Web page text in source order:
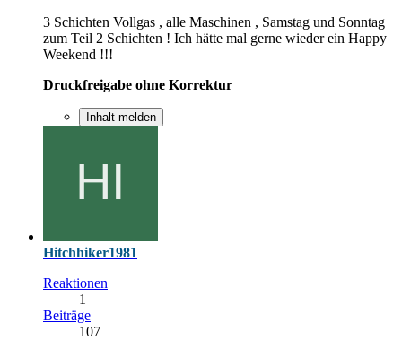
3 Schichten Vollgas , alle Maschinen , Samstag und Sonntag
zum Teil 2 Schichten ! Ich hätte mal gerne wieder ein Happy
Weekend !!!
Druckfreigabe ohne Korrektur
Inhalt melden
Hitchhiker1981
Reaktionen
1
Beiträge
107